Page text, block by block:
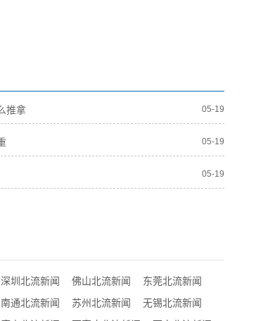
推拿 05-19
05-19
05-19
深圳北流新闻 佛山北流新闻
东莞北流新闻
南通北流新闻 苏州北流新闻
无锡北流新闻